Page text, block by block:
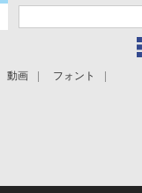
動画 フォント